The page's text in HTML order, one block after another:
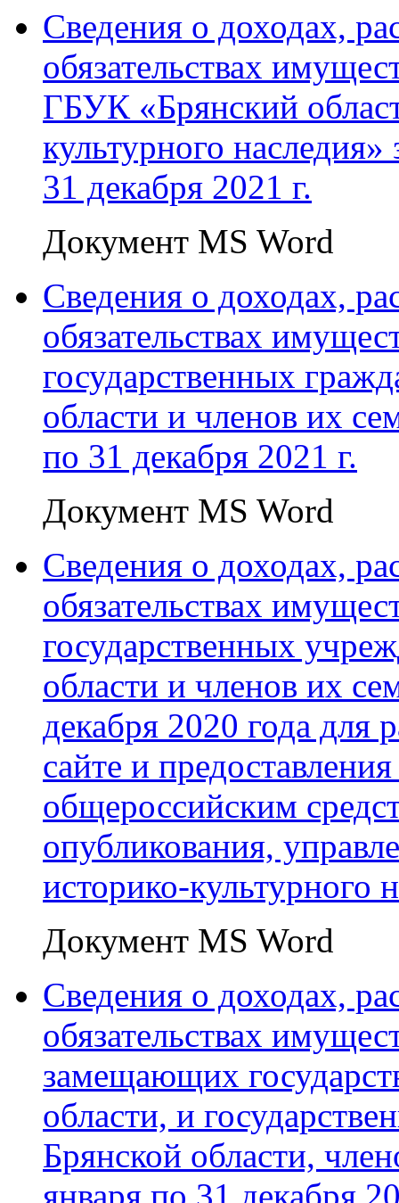
Сведения о доходах,
обязательствах
ГБУК «Брянский
культурного
31 декабря 2021 г.
Документ MS Word
Сведения о доходах,
обязательствах
государственных
области и членов их
по 31 декабря 2021 г.
Документ MS Word
Сведения о доходах,
обязательствах
государственных
области и членов их
декабря 2020 года
сайте и
общероссийским
опубликования,
историко-культурного
Документ MS Word
Сведения о доходах,
обязательствах
замещающих
области, и
Брянской области,